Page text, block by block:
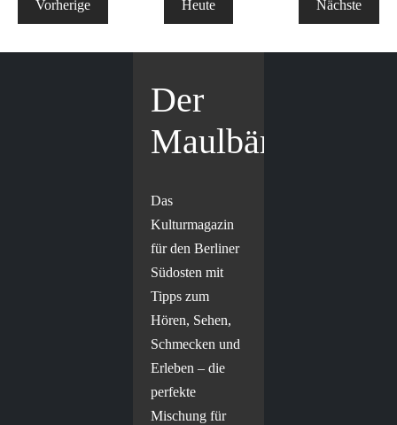
Vorherige
Veranstaltungen
Heute
Nächste
Der
Maulbär
Das
Kulturmagazin
für den Berliner
Südosten mit
Tipps zum
Hören, Sehen,
Schmecken und
Erleben – die
perfekte
Mischung für